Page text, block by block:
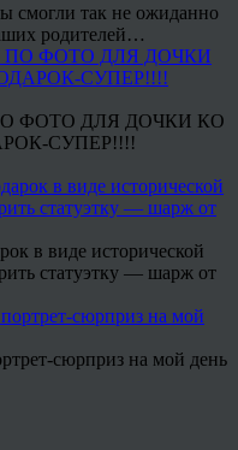
смогли так не ожиданно
родителей…
ФОТО ДЛЯ ДОЧКИ КО
СУПЕР!!!!
в виде исторической
статуэтку — шарж от
сюрприз на мой день